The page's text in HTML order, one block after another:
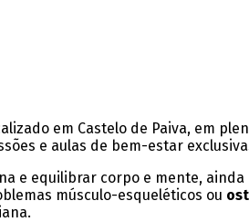
em Castelo de Paiva, em
e aulas de bem-estar
e equilibrar corpo e mente,
músculo-esqueléticos ou